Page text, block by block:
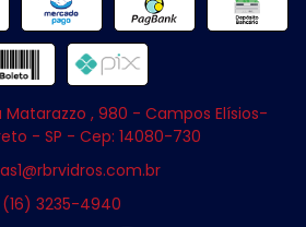
Matarazzo , 980 - Campos Elísios-
- SP - Cep: 14080-730
(16) 3235-4940